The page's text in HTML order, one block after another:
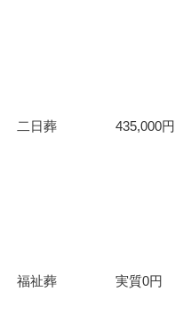
二日葬 435,000円
福祉葬 実質0円